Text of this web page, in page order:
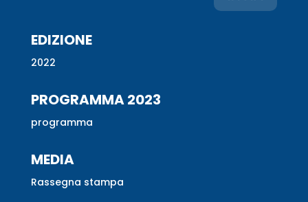
EDIZIONE
2022
PROGRAMMA 2023
programma
MEDIA
Rassegna stampa